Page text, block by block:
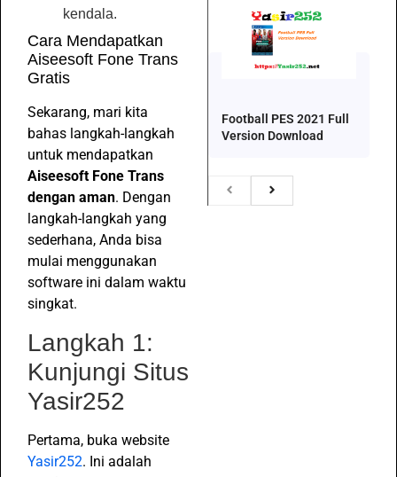
kendala.
Cara Mendapatkan
Aiseesoft Fone Trans
Gratis
Sekarang, mari kita
bahas langkah-langkah
untuk mendapatkan
Aiseesoft Fone Trans
dengan aman. Dengan
langkah-langkah yang
sederhana, Anda bisa
mulai menggunakan
software ini dalam waktu
singkat.
Langkah 1:
Kunjungi Situs
Yasir252
Pertama, buka website
Yasir252. Ini adalah
Football PES 2021 Full
Version Download